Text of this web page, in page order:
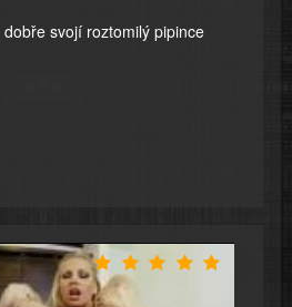
svojí roztomilý pipince